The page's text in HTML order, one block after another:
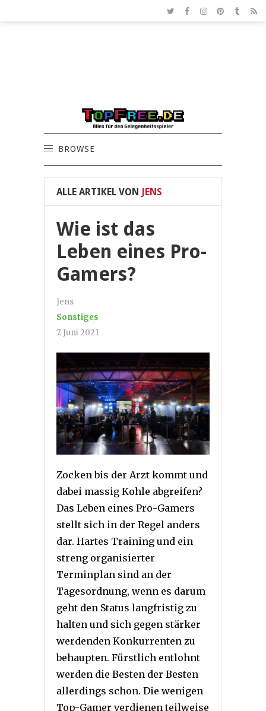
BROWSE
ALLE ARTIKEL VON JENS
Wie ist das
Leben eines Pro-
Gamers?
Jens
Sonstiges
7. Juni 2021
Zocken bis der Arzt kommt und
dabei massig Kohle abgreifen?
Das Leben eines Pro-Gamers
stellt sich in der Regel anders
dar. Hartes Training und ein
streng organisierter
Terminplan sind an der
Tagesordnung, wenn es darum
geht den Status langfristig zu
halten und sich gegen stärker
werdenden Konkurrenten zu
behaupten. Fürstlich entlohnt
werden die Besten der Besten
allerdings schon. Die wenigen
Top-Gamer verdienen teilweise